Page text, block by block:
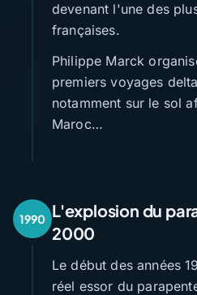
devenant l'une des
françaises.
Philippe Marck
premiers voyages
notamment sur le sol
Maroc…
1990 L'explosion du
2000
Le début des années
réel essor du